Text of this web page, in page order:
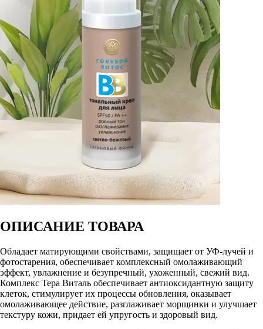
ОПИСАНИЕ ТОВАРА
Обладает матирующими свойствами, защищает от УФ-лучей и
фотостарения, обеспечивает комплексный омолаживающий
эффект, увлажнение и безупречный, ухоженный, свежий вид.
Комплекс Тера Виталь обеспечивает антиоксидантную защиту
клеток, стимулирует их процессы обновления, оказывает
омолаживающее действие, разглаживает морщинки и улучшает
текстуру кожи, придает ей упругость и здоровый вид.